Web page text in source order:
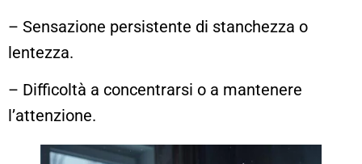
– Sensazione persistente di stanchezza o
lentezza.
– Difficoltà a concentrarsi o a mantenere
l’attenzione.